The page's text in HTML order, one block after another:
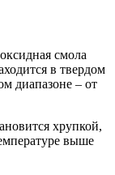
смола
в твердом
диапазоне – от
хрупкой,
выше